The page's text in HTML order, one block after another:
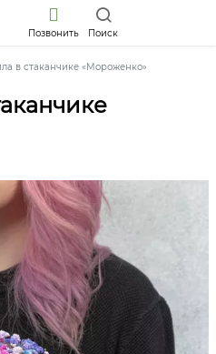
Позвонить Поиск
в стаканчике «Мороженко»